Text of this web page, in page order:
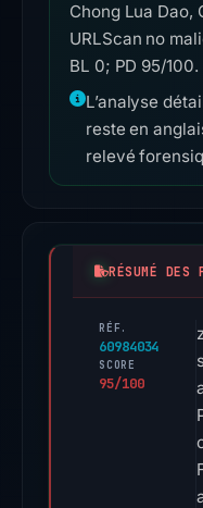
Chong Lua Dao,
URLScan no
BL 0; PD 95/100.
L’analyse
reste en
relevé
RÉSUMÉ DES
RÉF.
60984034
SCORE
95/100